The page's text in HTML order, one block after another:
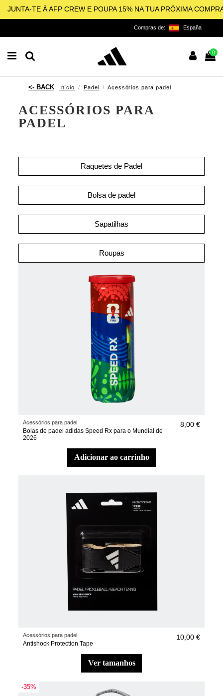
JUNTA-TE À AFP CREW E POUPA 15% NA TUA PRÓXIMA
Compras de: España
0
Início Padel Acessórios para padel
ACESSÓRIOS PARA
PADEL
Raquetes de Padel
Bolsa de padel
Sapatilhas
Roupas
Acessórios para padel
Bolas de padel adidas Speed Rx para o Mundial de
2026
8,00 €
adicionar ao carrinho
Acessórios para padel
Antishock Protection Tape
10,00 €
ver tamanhos
-35%